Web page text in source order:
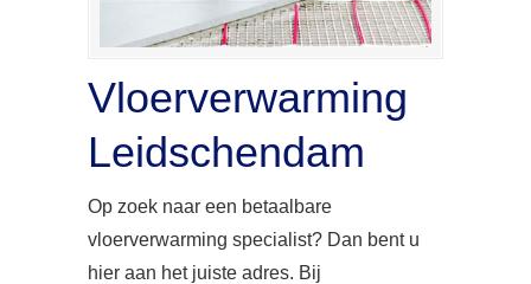
Vloerverwarming
Leidschendam
Op zoek naar een betaalbare
vloerverwarming specialist? Dan bent u
hier aan het juiste adres. Bij